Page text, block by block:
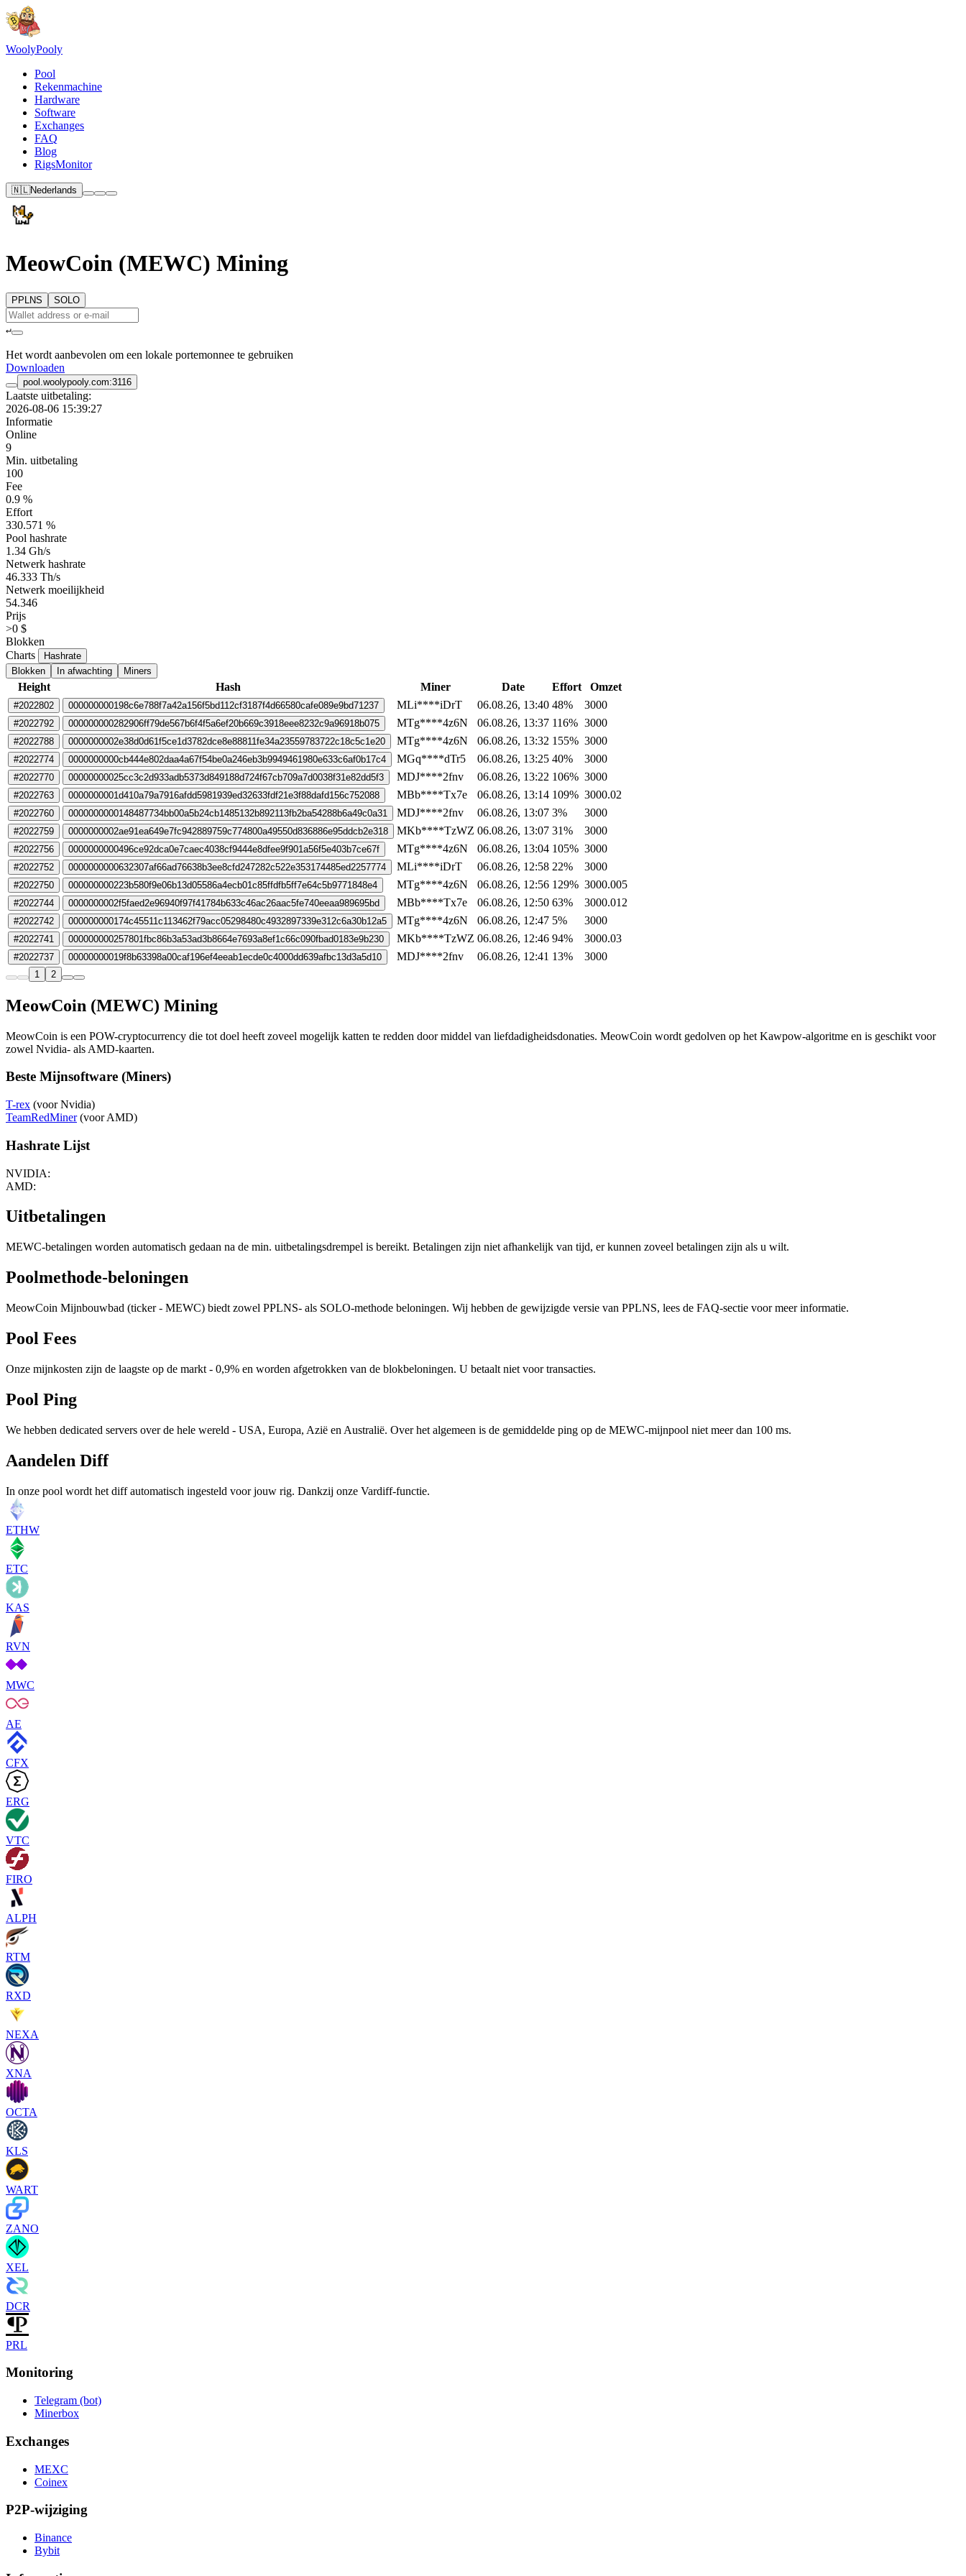
WoolyPooly
Pool
Rekenmachine
Hardware
Software
Exchanges
FAQ
Blog
RigsMonitor
🇳🇱Nederlands
MeowCoin (MEWC) Mining
PPLNS SOLO
↵
Het wordt aanbevolen om een ​​lokale portemonnee te gebruiken
Downloaden
pool.woolypooly.com:3116
Laatste uitbetaling:
2026-08-06 15:39:27
Informatie
Online
9
Min. uitbetaling
100
Fee
0.9 %
Effort
330.571 %
Pool hashrate
1.34 Gh/s
Netwerk hashrate
46.333 Th/s
Netwerk moeilijkheid
54.346
Prijs
>0 $
Blokken
Charts
Hashrate
Blokken
In afwachting Miners
Height Hash Miner Date Effort Omzet
#2022802 000000000198c6e788f7a42a156f5bd112cf3187f4d66580cafe089e9bd71237 MLi****iDrT 06.08.26, 13:40 48% 3000
#2022792 000000000282906ff79de567b6f4f5a6ef20b669c3918eee8232c9a96918b075 MTg****4z6N 06.08.26, 13:37 116% 3000
#2022788 0000000002e38d0d61f5ce1d3782dce8e88811fe34a23559783722c18c5c1e20 MTg****4z6N 06.08.26, 13:32 155% 3000
#2022774 0000000000cb444e802daa4a67f54be0a246eb3b9949461980e633c6af0b17c4 MGq****dTr5 06.08.26, 13:25 40% 3000
#2022770 00000000025cc3c2d933adb5373d849188d724f67cb709a7d0038f31e82dd5f3 MDJ****2fnv 06.08.26, 13:22 106% 3000
#2022763 0000000001d410a79a7916afdd5981939ed32633fdf21e3f88dafd156c752088 MBb****Tx7e 06.08.26, 13:14 109% 3000.02
#2022760 0000000000148487734bb00a5b24cb1485132b892113fb2ba54288b6a49c0a31 MDJ****2fnv 06.08.26, 13:07 3% 3000
#2022759 0000000002ae91ea649e7fc942889759c774800a49550d836886e95ddcb2e318 MKb****TzWZ 06.08.26, 13:07 31% 3000
#2022756 0000000000496ce92dca0e7caec4038cf9444e8dfee9f901a56f5e403b7ce67f MTg****4z6N 06.08.26, 13:04 105% 3000
#2022752 0000000000632307af66ad76638b3ee8cfd247282c522e353174485ed2257774 MLi****iDrT 06.08.26, 12:58 22% 3000
#2022750 000000000223b580f9e06b13d05586a4ecb01c85ffdfb5ff7e64c5b9771848e4 MTg****4z6N 06.08.26, 12:56 129% 3000.005
#2022744 0000000002f5faed2e96940f97f41784b633c46ac26aac5fe740eeaa989695bd MBb****Tx7e 06.08.26, 12:50 63% 3000.012
#2022742 000000000174c45511c113462f79acc05298480c4932897339e312c6a30b12a5 MTg****4z6N 06.08.26, 12:47 5% 3000
#2022741 000000000257801fbc86b3a53ad3b8664e7693a8ef1c66c090fbad0183e9b230 MKb****TzWZ 06.08.26, 12:46 94% 3000.03
#2022737 00000000019f8b63398a00caf196ef4eeab1ecde0c4000dd639afbc13d3a5d10 MDJ****2fnv 06.08.26, 12:41 13% 3000
1 2
MeowCoin (MEWC) Mining
MeowCoin is een POW-cryptocurrency die tot doel heeft zoveel mogelijk katten te redden door middel van liefdadigheidsdonaties. MeowCoin wordt gedolven op het Kawpow-algoritme en is geschikt voor
zowel Nvidia- als AMD-kaarten.
Beste Mijnsoftware (Miners)
T-rex (voor Nvidia)
TeamRedMiner(voor AMD)
Hashrate Lijst
NVIDIA:
AMD:
Uitbetalingen
MEWC-betalingen worden automatisch gedaan na de min. uitbetalingsdrempel is bereikt. Betalingen zijn niet afhankelijk van tijd, er kunnen zoveel betalingen zijn als u wilt.
Poolmethode-beloningen
MeowCoin Mijnbouwbad (ticker - MEWC) biedt zowel PPLNS- als SOLO-methode beloningen. Wij hebben de gewijzigde versie van PPLNS, lees de FAQ-sectie voor meer informatie.
Pool Fees
Onze mijnkosten zijn de laagste op de markt - 0,9% en worden afgetrokken van de blokbeloningen. U betaalt niet voor transacties.
Pool Ping
We hebben dedicated servers over de hele wereld - USA, Europa, Azië en Australië. Over het algemeen is de gemiddelde ping op de MEWC-mijnpool niet meer dan 100 ms.
Aandelen Diff
In onze pool wordt het diff automatisch ingesteld voor jouw rig. Dankzij onze Vardiff-functie.
ETHW
ETC
KAS
RVN
MWC
AE
CFX
ERG
VTC
FIRO
ALPH
RTM
RXD
NEXA
XNA
OCTA
KLS
WART
ZANO
XEL
DCR
PRL
Monitoring
Telegram (bot)
Minerbox
Exchanges
MEXC
Coinex
P2P-wijziging
Binance
Bybit